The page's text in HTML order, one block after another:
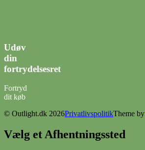
Udøv
din
fortrydelsesret
Fortryd
dit køb
© Outlight.dk 2026PrivatlivspolitikTheme by
Vælg et Afhentningssted